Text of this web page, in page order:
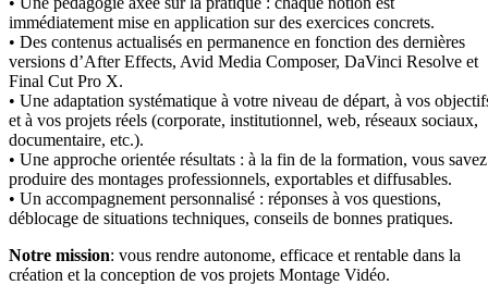
immédiatement mise en application sur des exercices concrets.
• Des contenus actualisés en permanence en fonction des dernières
versions d’After Effects, Avid Media Composer, DaVinci Resolve et
Final Cut Pro X.
• Une adaptation systématique à votre niveau de départ, à vos
et à vos projets réels (corporate, institutionnel, web, réseaux sociaux,
documentaire, etc.).
• Une approche orientée résultats : à la fin de la formation, vous savez
produire des montages professionnels, exportables et diffusables.
• Un accompagnement personnalisé : réponses à vos questions,
déblocage de situations techniques, conseils de bonnes pratiques.
Notre mission: vous rendre autonome, efficace et rentable dans la
création et la conception de vos projets Montage Vidéo.